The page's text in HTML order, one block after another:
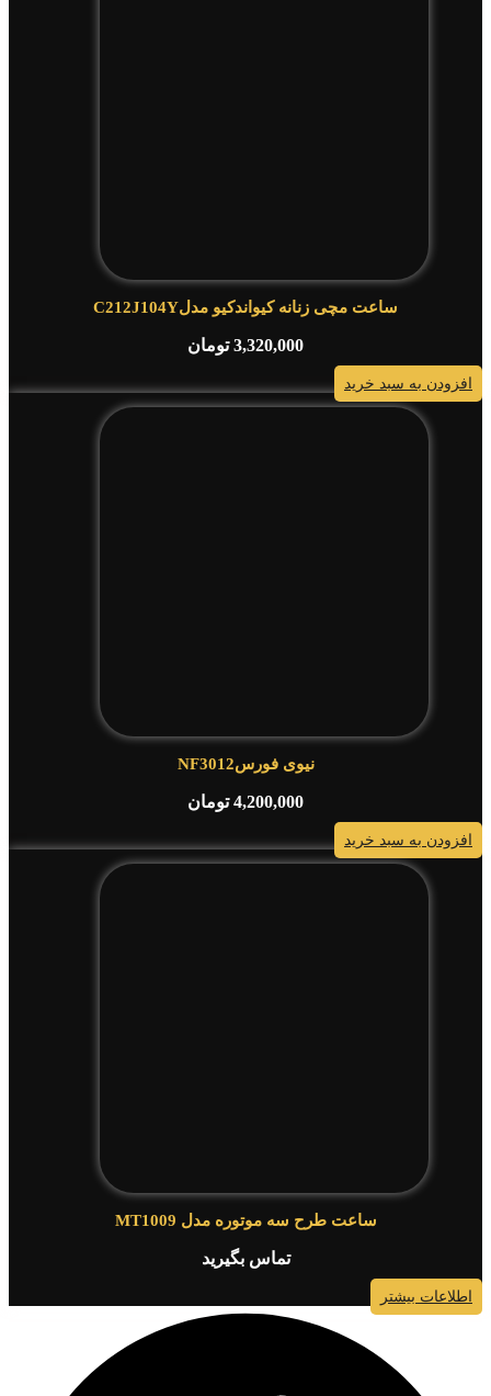
ساعت مچی زنانه کیواندکیو مدلC212J104Y
3,320,000 تومان
افزودن به سبد خرید
نیوی فورسNF3012
4,200,000 تومان
افزودن به سبد خرید
ساعت طرح سه موتوره مدل MT1009
تماس بگیرید
اطلاعات بیشتر